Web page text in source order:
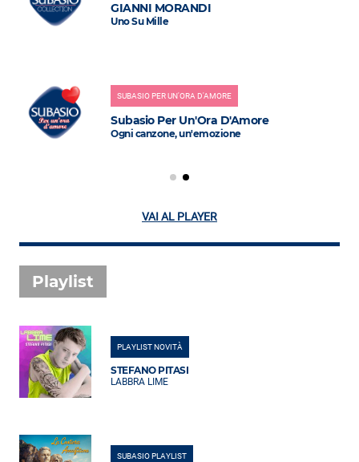
GIANNI MORANDI
Uno Su Mille
SUBASIO PER UN'ORA D'AMORE
Subasio Per Un'Ora D'Amore
Ogni canzone, un'emozione
VAI AL PLAYER
Playlist
PLAYLIST NOVITÀ
STEFANO PITASI
LABBRA LIME
SUBASIO PLAYLIST